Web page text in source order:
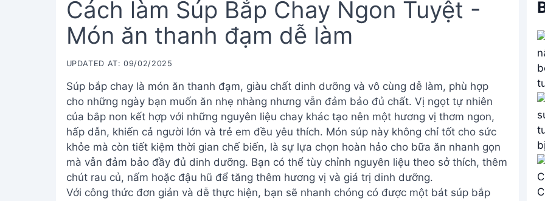
Cách làm Súp Bắp Chay Ngon Tuyệt -
Món ăn thanh đạm dễ làm
UPDATED AT: 09/02/2025
Súp bắp chay là món ăn thanh đạm, giàu chất dinh dưỡng và vô cùng dễ làm, phù hợp
cho những ngày bạn muốn ăn nhẹ nhàng nhưng vẫn đảm bảo đủ chất. Vị ngọt tự nhiên
của bắp non kết hợp với những nguyên liệu chay khác tạo nên một hương vị thơm ngon,
hấp dẫn, khiến cả người lớn và trẻ em đều yêu thích. Món súp này không chỉ tốt cho sức
khỏe mà còn tiết kiệm thời gian chế biến, là sự lựa chọn hoàn hảo cho bữa ăn nhanh gọn
mà vẫn đảm bảo đầy đủ dinh dưỡng. Bạn có thể tùy chỉnh nguyên liệu theo sở thích, thêm
chút rau củ, nấm hoặc đậu hũ để tăng thêm hương vị và giá trị dinh dưỡng.
Với công thức đơn giản và dễ thực hiện, bạn sẽ nhanh chóng có được một bát súp bắp